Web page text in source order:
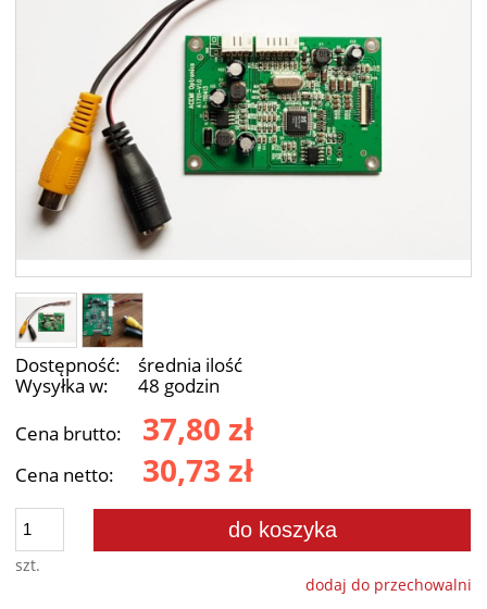
Dostępność:
średnia ilość
Wysyłka w:
48 godzin
Cena brutto:
37,80 zł
Cena netto: 30,73 zł
szt.
do koszyka
dodaj do przechowalni